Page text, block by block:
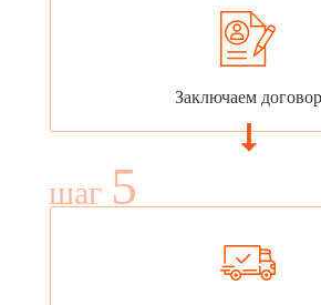
Заключаем договор
шаг 5